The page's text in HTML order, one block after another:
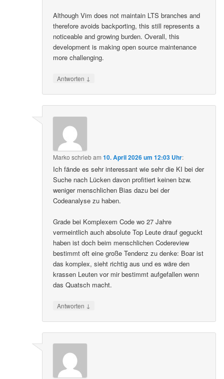
Although Vim does not maintain LTS branches and
therefore avoids backporting, this still represents a
noticeable and growing burden. Overall, this
development is making open source maintenance
more challenging.
Antworten ↓
Marko schriebam10. April 2026 um 12:03 Uhr:
Ich fände es sehr interessant wie sehr die KI bei der
Suche nach Lücken davon profitiert keinen bzw.
weniger menschlichen Bias dazu bei der
Codeanalyse zu haben.
Grade bei Komplexem Code wo 27 Jahre
vermeintlich auch absolute Top Leute drauf geguckt
haben ist doch beim menschlichen Codereview
bestimmt oft eine große Tendenz zu denke: Boar ist
das komplex, sieht richtig aus und es wäre den
krassen Leuten vor mir bestimmt aufgefallen wenn
das Quatsch macht.
Antworten ↓